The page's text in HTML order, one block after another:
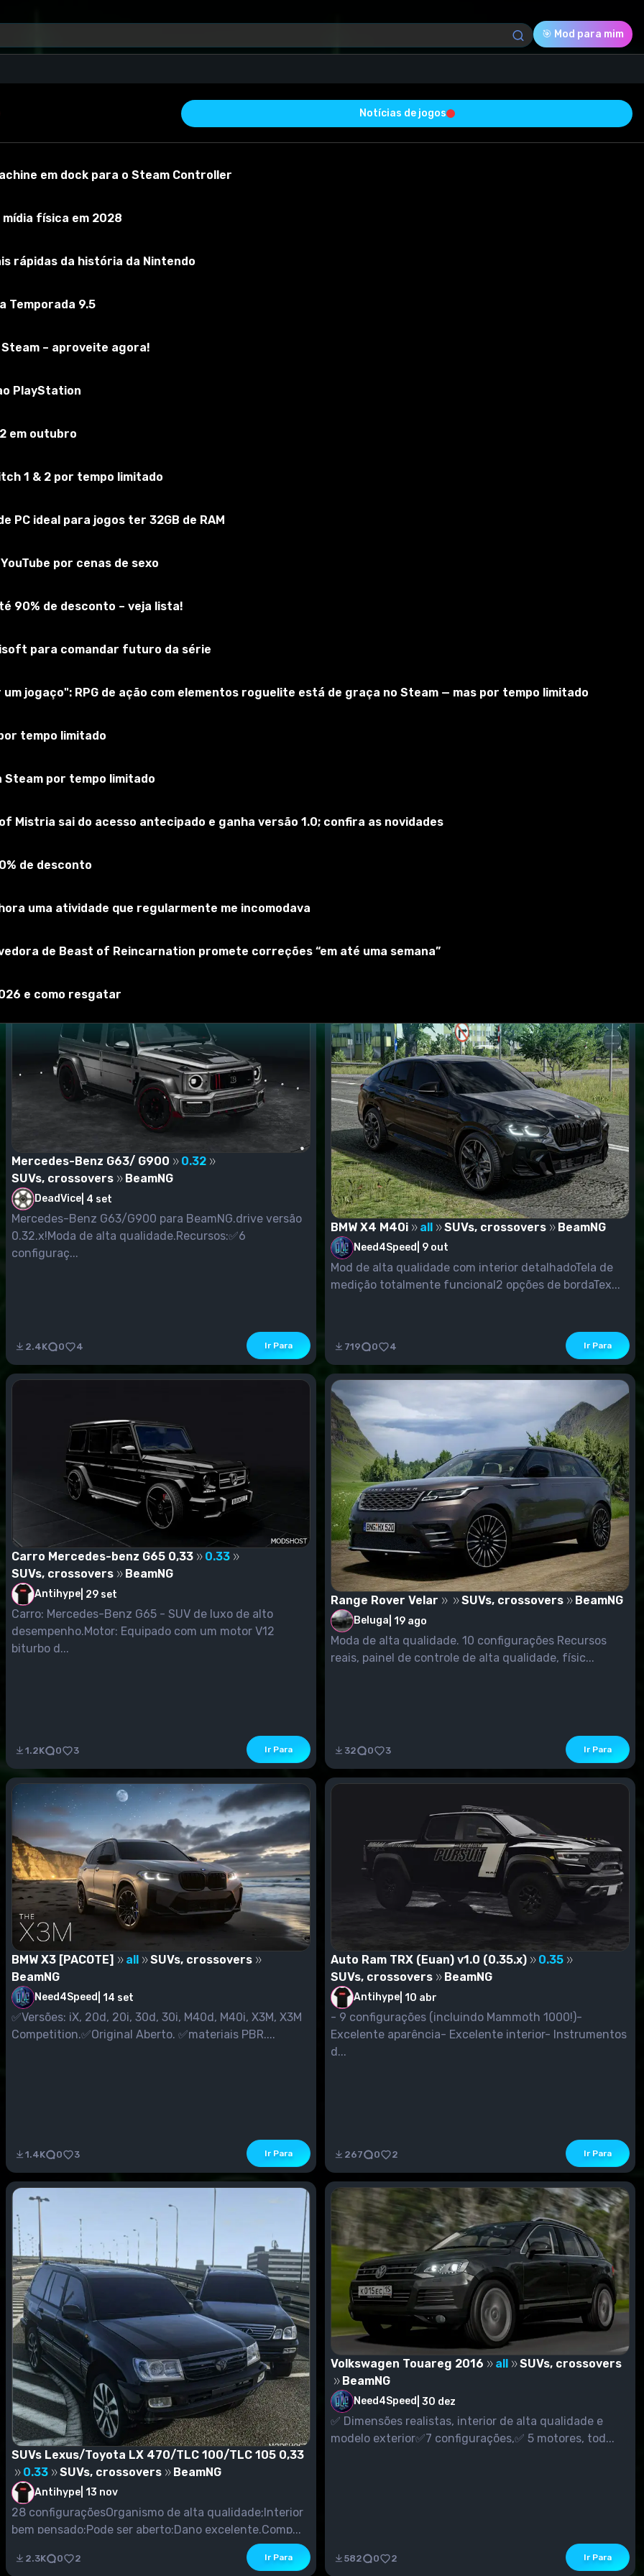
🎯 Mod para mim
material Versão do mod:
Inscreva-se no jogo
Mercedes-Benz G63/ G900
0.32
SUVs, crossovers
BeamNG
DeadVice 4 set
Mercedes-Benz G63/G900 para BeamNG.drive versão
0.32.x!Moda de alta qualidade.Recursos:✅6
configuraç...
2.4K 0 4 Ir Para
BMW X4 M40i all SUVs, crossovers BeamNG
Need4Speed 9 out
Mod de alta qualidade com interior detalhadoTela de
medição totalmente funcional2 opções de bordaTex...
719 0 4 Ir Para
Carro Mercedes-benz G65 0,33
0.33
SUVs, crossovers
BeamNG
Antihype 29 set
Carro: Mercedes-Benz G65 - SUV de luxo de alto
desempenho.Motor: Equipado com um motor V12
biturbo d...
1.2K 0 3 Ir Para
Range Rover Velar SUVs, crossovers BeamNG
Beluga 19 ago
Moda de alta qualidade. 10 configurações Recursos
reais, painel de controle de alta qualidade, físic...
32 0 3 Ir Para
BMW X3 [PACOTE] all
SUVs, crossovers
BeamNG
Need4Speed 14 set
✅Versões: iX, 20d, 20i, 30d, 30i, M40d, M40i, X3M, X3M
Competition.✅Original Aberto. ✅materiais PBR....
1.4K 0 3 Ir Para
Auto Ram TRX (Euan) v1.0 (0.35.x)
0.35
SUVs, crossovers
BeamNG
Antihype 10 abr
- 9 configurações (incluindo Mammoth 1000!)-
Excelente aparência- Excelente interior- Instrumentos
d...
267 0 2 Ir Para
SUVs Lexus/Toyota LX 470/TLC 100/TLC 105 0,33
0.33
SUVs, crossovers BeamNG
Antihype 13 nov
28 configuraçõesOrganismo de alta qualidade;Interior
bem pensado;Pode ser aberto;Dano excelente.Comp...
2.3K 0 2 Ir Para
Volkswagen Touareg 2016 all
SUVs, crossovers
BeamNG
Need4Speed 30 dez
✅ Dimensões realistas, interior de alta qualidade e
modelo exterior✅7 configurações,✅ 5 motores, tod...
582 0 2 Ir Para
Download (120.67 Mb)
Notícias de jogos
em dock para o Steam Controller
mídia física em 2028
rápidas da história da Nintendo
Temporada 9.5
– aproveite agora!
PlayStation
em outubro
1 & 2 por tempo limitado
ideal para jogos ter 32GB de RAM
por cenas de sexo
90% de desconto – veja lista!
para comandar futuro da série
jogaço": RPG de ação com elementos roguelite está de graça no Steam — mas por tempo limitado
tempo limitado
por tempo limitado
Mistria sai do acesso antecipado e ganha versão 1.0; confira as novidades
de desconto
uma atividade que regularmente me incomodava
de Beast of Reincarnation promete correções “em até uma semana”
e como resgatar